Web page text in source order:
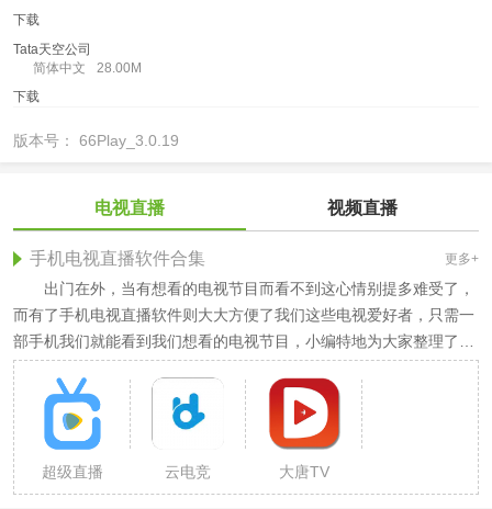
下载
Tata天空公司
简体中文
28.00M
下载
版本号： 66Play_3.0.19
电视直播 视频直播
手机电视直播软件合集 更多+
出门在外，当有想看的电视节目而看不到这心情别提多难受了，
而有了手机电视直播软件则大大方便了我们这些电视爱好者，只需一
部手机我们就能看到我们想看的电视节目，小编特地为大家整理了一
些手机电视直播软件，希望可以帮到大家~
超级直播 云电竞 大唐TV